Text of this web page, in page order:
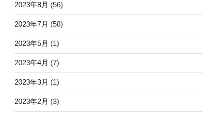
2023年8月 (56)
2023年7月 (58)
2023年5月 (1)
2023年4月 (7)
2023年3月 (1)
2023年2月 (3)